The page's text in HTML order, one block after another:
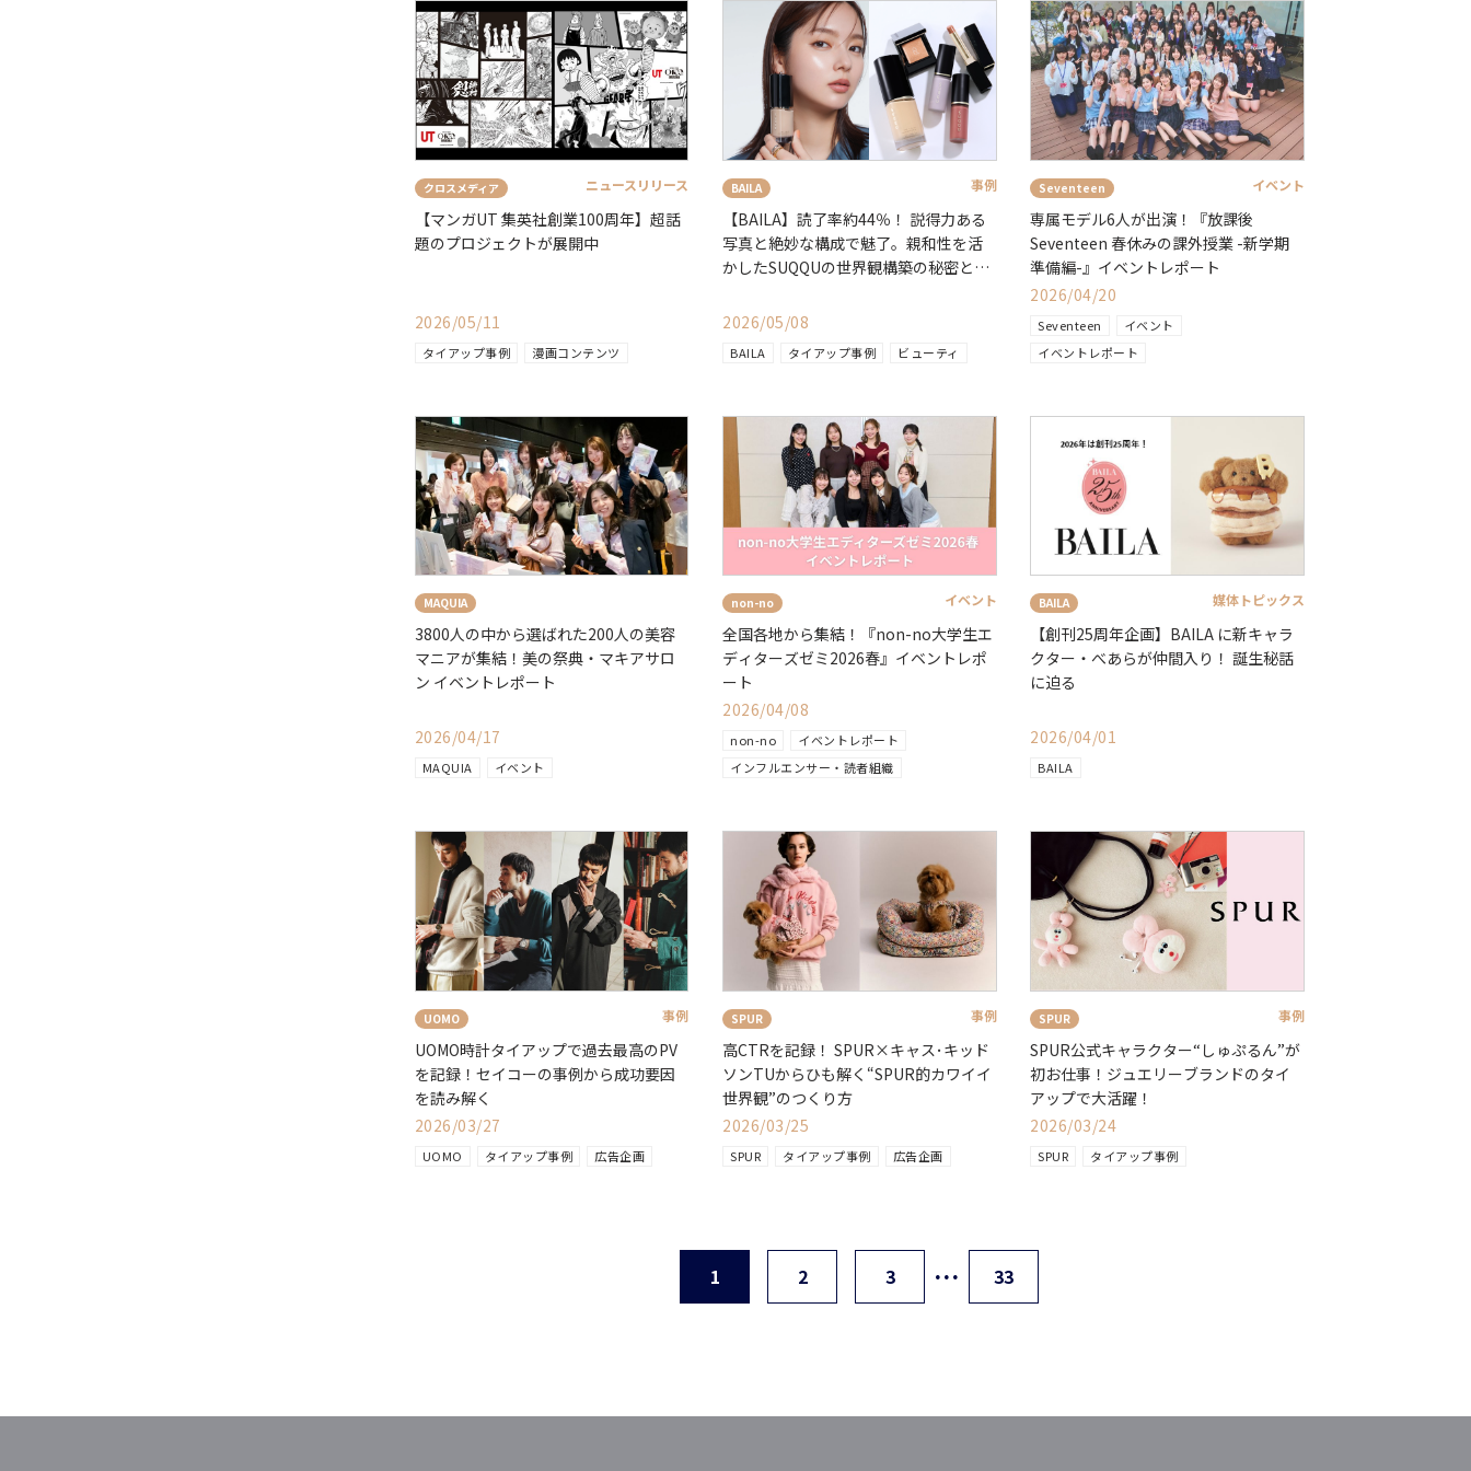
クロスメディア ニュースリリース
【マンガUT 集英社創業100周年】超話
題のプロジェクトが展開中
2026/05/11
タイアップ事例 漫画コンテンツ
BAILA 事例
【BAILA】読了率約44％！ 説得力ある
写真と絶妙な構成で魅了。親和性を活
かしたSUQQUの世界観構築の秘密と
2026/05/08
BAILA タイアップ事例 ビューティ
Seventeen イベント
専属モデル6人が出演！『放課後
Seventeen 春休みの課外授業 -新学期
準備編-』イベントレポート
2026/04/20
Seventeen
イベント
イベントレポート
MAQUIA
3800人の中から選ばれた200人の美容
マニアが集結！美の祭典・マキアサロ
ン イベントレポート
2026/04/17
MAQUIA イベント
non-no イベント
全国各地から集結！『non-no大学生エ
ディターズゼミ2026春』イベントレポ
ート
2026/04/08
non-no
イベントレポート
インフルエンサー・読者組織
BAILA 媒体トピックス
【創刊25周年企画】BAILA に新キャラ
クター・べあらが仲間入り！ 誕生秘話
に迫る
2026/04/01
BAILA
UOMO 事例
UOMO時計タイアップで過去最高のPV
を記録！セイコーの事例から成功要因
を読み解く
2026/03/27
UOMO タイアップ事例 広告企画
SPUR 事例
高CTRを記録！ SPUR×キャス･キッド
ソンTUからひも解く“SPUR的カワイイ
世界観”のつくり方
2026/03/25
SPUR タイアップ事例 広告企画
SPUR 事例
SPUR公式キャラクター“しゅぷるん”が
初お仕事！ジュエリーブランドのタイ
アップで大活躍！
2026/03/24
SPUR タイアップ事例
1 2 3 … 33